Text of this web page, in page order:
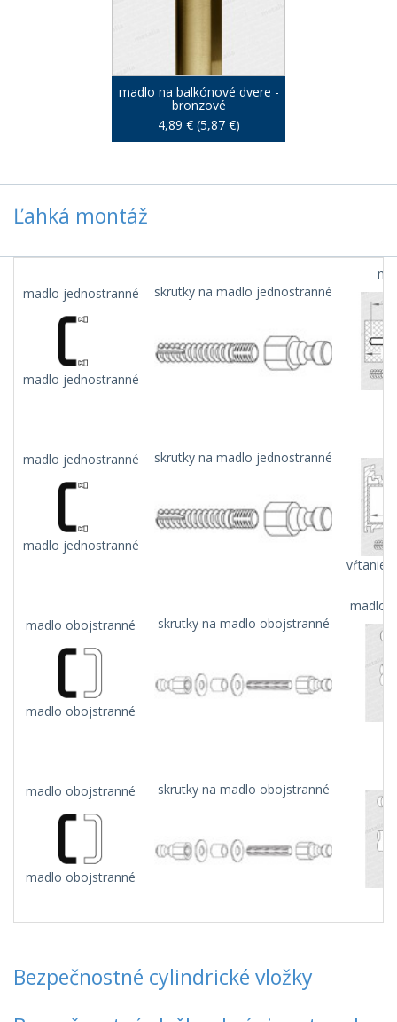
madlo na balkónové dvere -
bronzové
4,89 € (5,87 €)
Ľahká montáž
madlo jednostranné
madlo jednostranné
skrutky na madlo jednostranné
madlo jednostranné
madlo jednostranné
skrutky na madlo jednostranné
vŕtanie
madlo obojstranné
madlo obojstranné
skrutky na madlo obojstranné
madlo
madlo obojstranné
madlo obojstranné
skrutky na madlo obojstranné
Bezpečnostné cylindrické vložky